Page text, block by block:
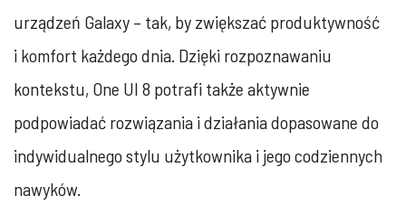
urządzeń Galaxy – tak, by zwiększać produktywność
i komfort każdego dnia. Dzięki rozpoznawaniu
kontekstu, One UI 8 potrafi także aktywnie
podpowiadać rozwiązania i działania dopasowane do
indywidualnego stylu użytkownika i jego codziennych
nawyków.